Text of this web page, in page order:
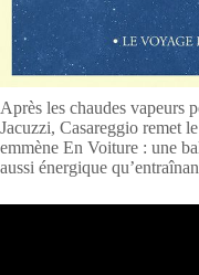
Après les chaudes vapeurs
Jacuzzi, Casareggio remet
emmène En Voiture : une
aussi énergique